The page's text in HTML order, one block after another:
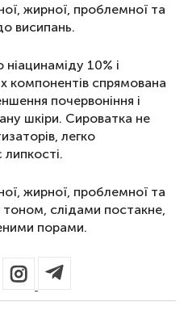
жирної, проблемної та
висипань.
10% і
компонентів спрямована
почервоніння і
шкіри. Сироватка не
легко
липкості.
жирної, проблемної та
тоном, слідами постакне,
порами.